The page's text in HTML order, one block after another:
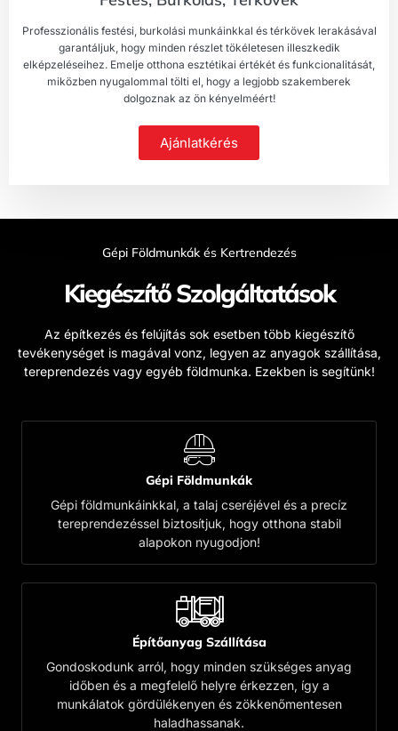
Professzionális festési, burkolási munkáinkkal és térkövek lerakásával
garantáljuk, hogy minden részlet tökéletesen illeszkedik
elképzeléseihez. Emelje otthona esztétikai értékét és funkcionalitását,
miközben nyugalommal tölti el, hogy a legjobb szakemberek
dolgoznak az ön kényelméért!
Ajánlatkérés
Gépi Földmunkák és Kertrendezés
Kiegészítő Szolgáltatások
Az építkezés és felújítás sok esetben több kiegészítő
tevékenységet is magával vonz, legyen az anyagok szállítása,
tereprendezés vagy egyéb földmunka. Ezekben is segítünk!
Gépi Földmunkák
Gépi földmunkáinkkal, a talaj cseréjével és a precíz
tereprendezéssel biztosítjuk, hogy otthona stabil
alapokon nyugodjon!
Építőanyag Szállítása
Gondoskodunk arról, hogy minden szükséges anyag
időben és a megfelelő helyre érkezzen, így a
munkálatok gördülékenyen és zökkenőmentesen
haladhassanak.